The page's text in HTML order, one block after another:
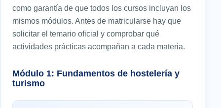
como garantía de que todos los cursos incluyan los
mismos módulos. Antes de matricularse hay que
solicitar el temario oficial y comprobar qué
actividades prácticas acompañan a cada materia.
Módulo 1: Fundamentos de hostelería y
turismo